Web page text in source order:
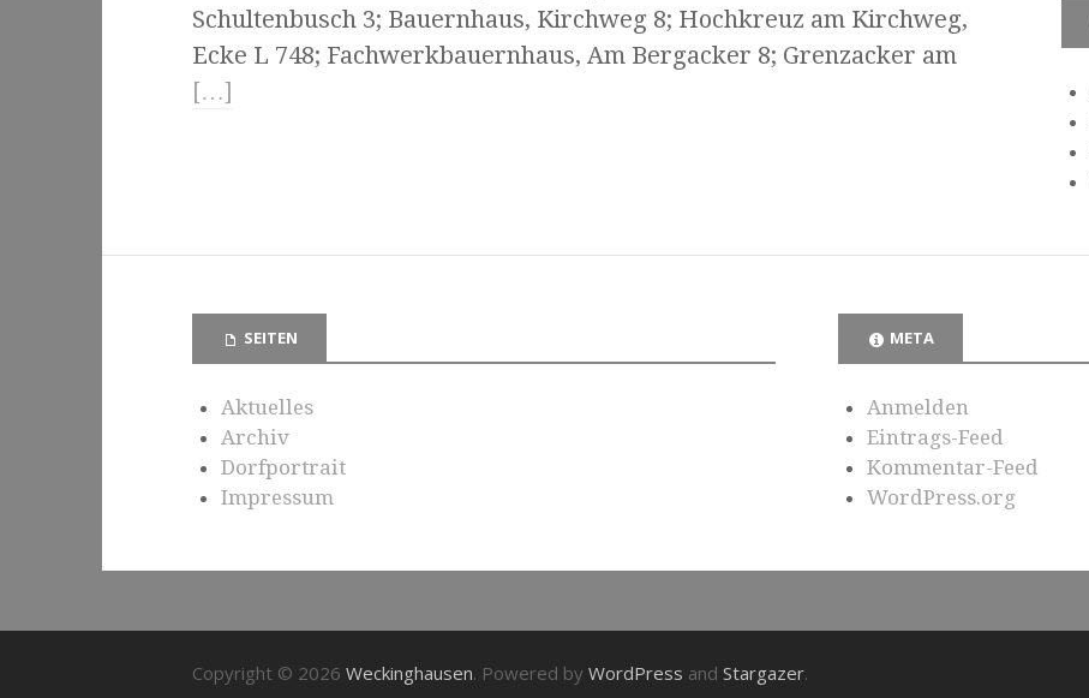
Schultenbusch 3; Bauernhaus, Kirchweg 8; Hochkreuz am Kirchweg,
Ecke L 748; Fachwerkbauernhaus, Am Bergacker 8; Grenzacker am
[…]
SEITEN
Aktuelles
Archiv
Dorfportrait
Impressum
META
Anmelden
Eintrags-Feed
Kommentar-Feed
WordPress.org
Copyright © 2026 Weckinghausen. Powered by WordPress and Stargazer.